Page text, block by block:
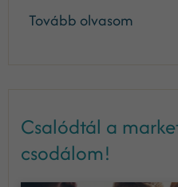
Tovább olvasom
Csalódtál a
csodálom!